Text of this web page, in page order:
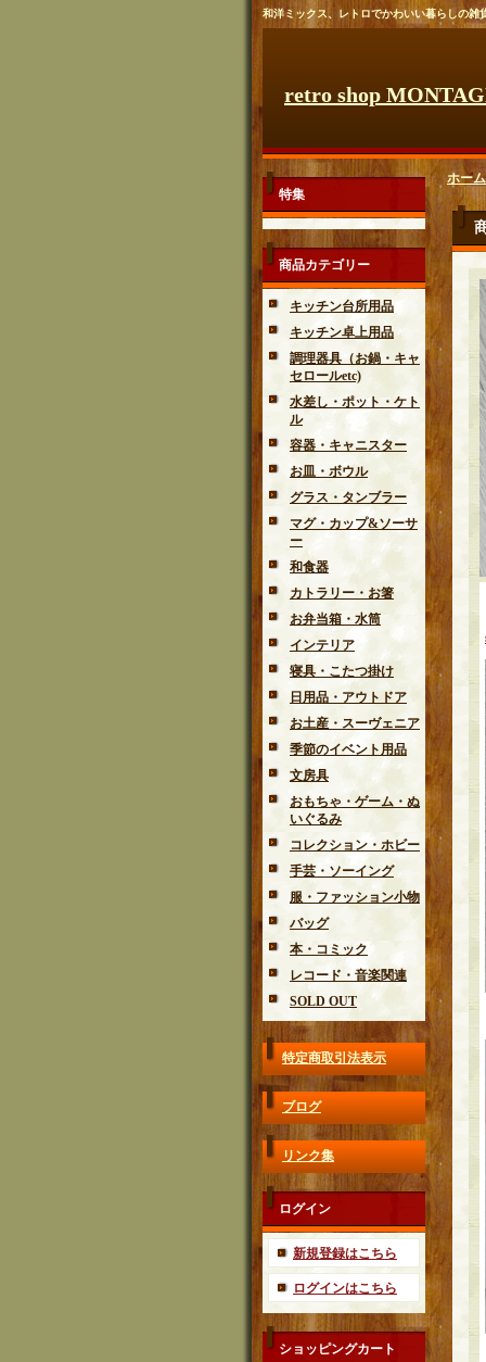
和洋ミックス、レトロでかわいい暮らしの雑
retro shop
特集
商品カテゴリー
キッチン台所用品
キッチン卓上用品
調理器具（お鍋・キャ
セロールetc)
水差し・ポット・ケト
ル
容器・キャニスター
お皿・ボウル
グラス・タンブラー
マグ・カップ&ソーサ
ー
和食器
カトラリー・お箸
お弁当箱・水筒
インテリア
寝具・こたつ掛け
日用品・アウトドア
お土産・スーヴェニア
季節のイベント用品
文房具
おもちゃ・ゲーム・ぬ
いぐるみ
コレクション・ホビー
手芸・ソーイング
服・ファッション小物
バッグ
本・コミック
レコード・音楽関連
SOLD OUT
特定商取引法表示
ブログ
リンク集
ログイン
新規登録はこちら
ログインはこちら
ショッピングカート
ホーム